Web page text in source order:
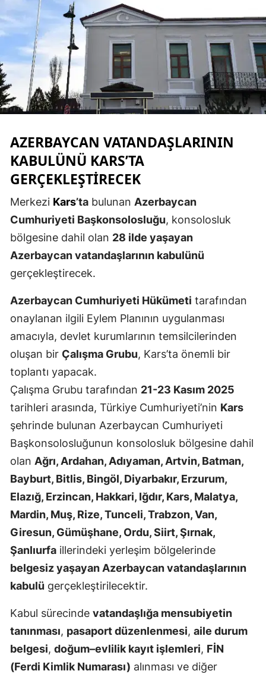
Denizli
Diyarbakır
Edirne
Elazığ
Erzurum
Giresun
Gümüşhane
Isparta
Mersin
İzmir
Kars
Kastamonu
Kayseri
Kırklareli
Kırşehir
Kocaeli
Malatya
Manisa
Kahramanmaraş
AZERBAYCAN VATANDAŞLARININ
KABULÜNÜ KARS’TA
GERÇEKLEŞTIRECEK
Merkezi Kars’ta bulunan Azerbaycan
Cumhuriyeti Başkonsolosluğu, konsolosluk
bölgesine dahil olan 28 ilde yaşayan
Azerbaycan vatandaşlarının kabulünü
gerçekleştirecek.
Azerbaycan Cumhuriyeti Hükümeti tarafından
onaylanan ilgili Eylem Planının uygulanması
amacıyla, devlet kurumlarının temsilcilerinden
oluşan bir Çalışma Grubu, Kars’ta önemli bir
toplantı yapacak.
Çalışma Grubu tarafından 21-23 Kasım 2025
tarihleri arasında, Türkiye Cumhuriyeti’nin Kars
şehrinde bulunan Azerbaycan Cumhuriyeti
Başkonsolosluğunun konsolosluk bölgesine dahil
olan Ağrı, Ardahan, Adıyaman, Artvin, Batman,
Bayburt, Bitlis, Bingöl, Diyarbakır, Erzurum,
Elazığ, Erzincan, Hakkari, Iğdır, Kars, Malatya,
Mardin, Muş, Rize, Tunceli, Trabzon, Van,
Giresun, Gümüşhane, Ordu, Siirt, Şırnak,
Şanlıurfa illerindeki yerleşim bölgelerinde
belgesiz yaşayan Azerbaycan vatandaşlarının
kabulü gerçekleştirilecektir.
Kabul sürecinde vatandaşlığa mensubiyetin
tanınması, pasaport düzenlenmesi, aile durum
belgesi, doğum–evlilik kayıt işlemleri, FİN
(Ferdi Kimlik Numarası) alınması ve diğer